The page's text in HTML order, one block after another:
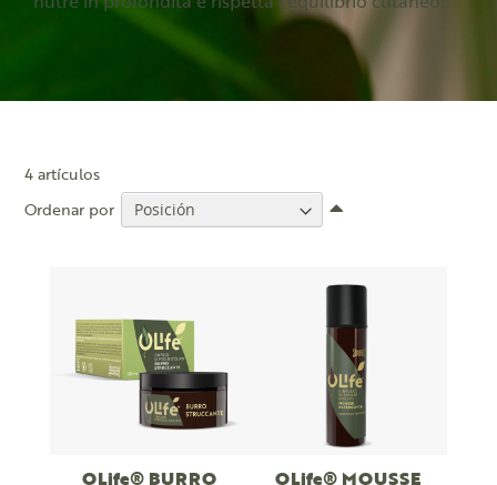
4artículos
Ordenar por
OLife® BURRO OLife® MOUSSE